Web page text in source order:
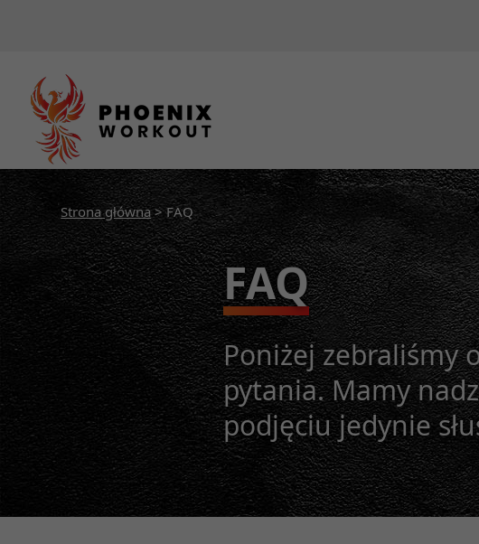
Strona główna> FAQ
FAQ
Poniżej zebraliśmy
pytania. Mamy
podjęciu jedynie